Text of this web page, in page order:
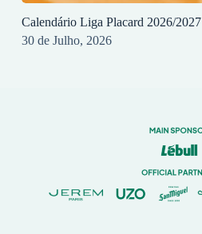
Calendário Liga Placard 2026/2027
30 de Julho, 2026